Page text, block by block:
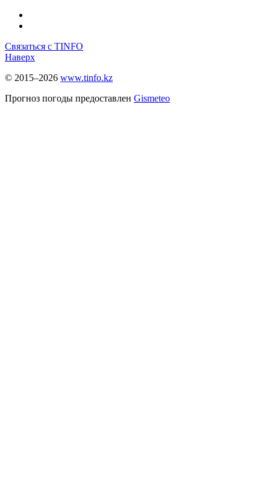
Связаться с TINFO
Наверх
© 2015–2026 www.tinfo.kz
Прогноз погоды предоставлен Gismeteo